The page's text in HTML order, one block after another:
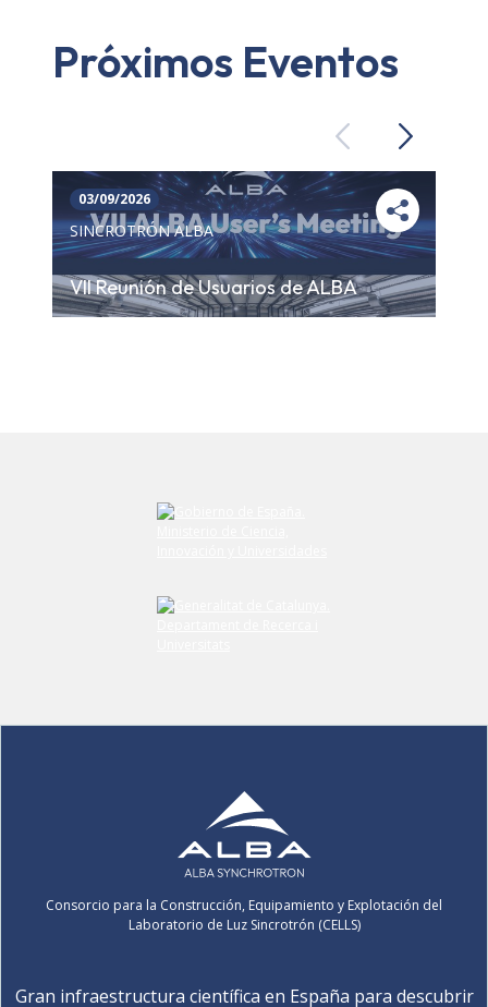
Próximos Eventos
PreviousNext
03/09/2026
SINCROTRÓN ALBA
VII Reunión de Usuarios de ALBA
Consorcio para la Construcción, Equipamiento y Explotación del
Laboratorio de Luz Sincrotrón (CELLS)
Gran infraestructura científica en España para descubrir